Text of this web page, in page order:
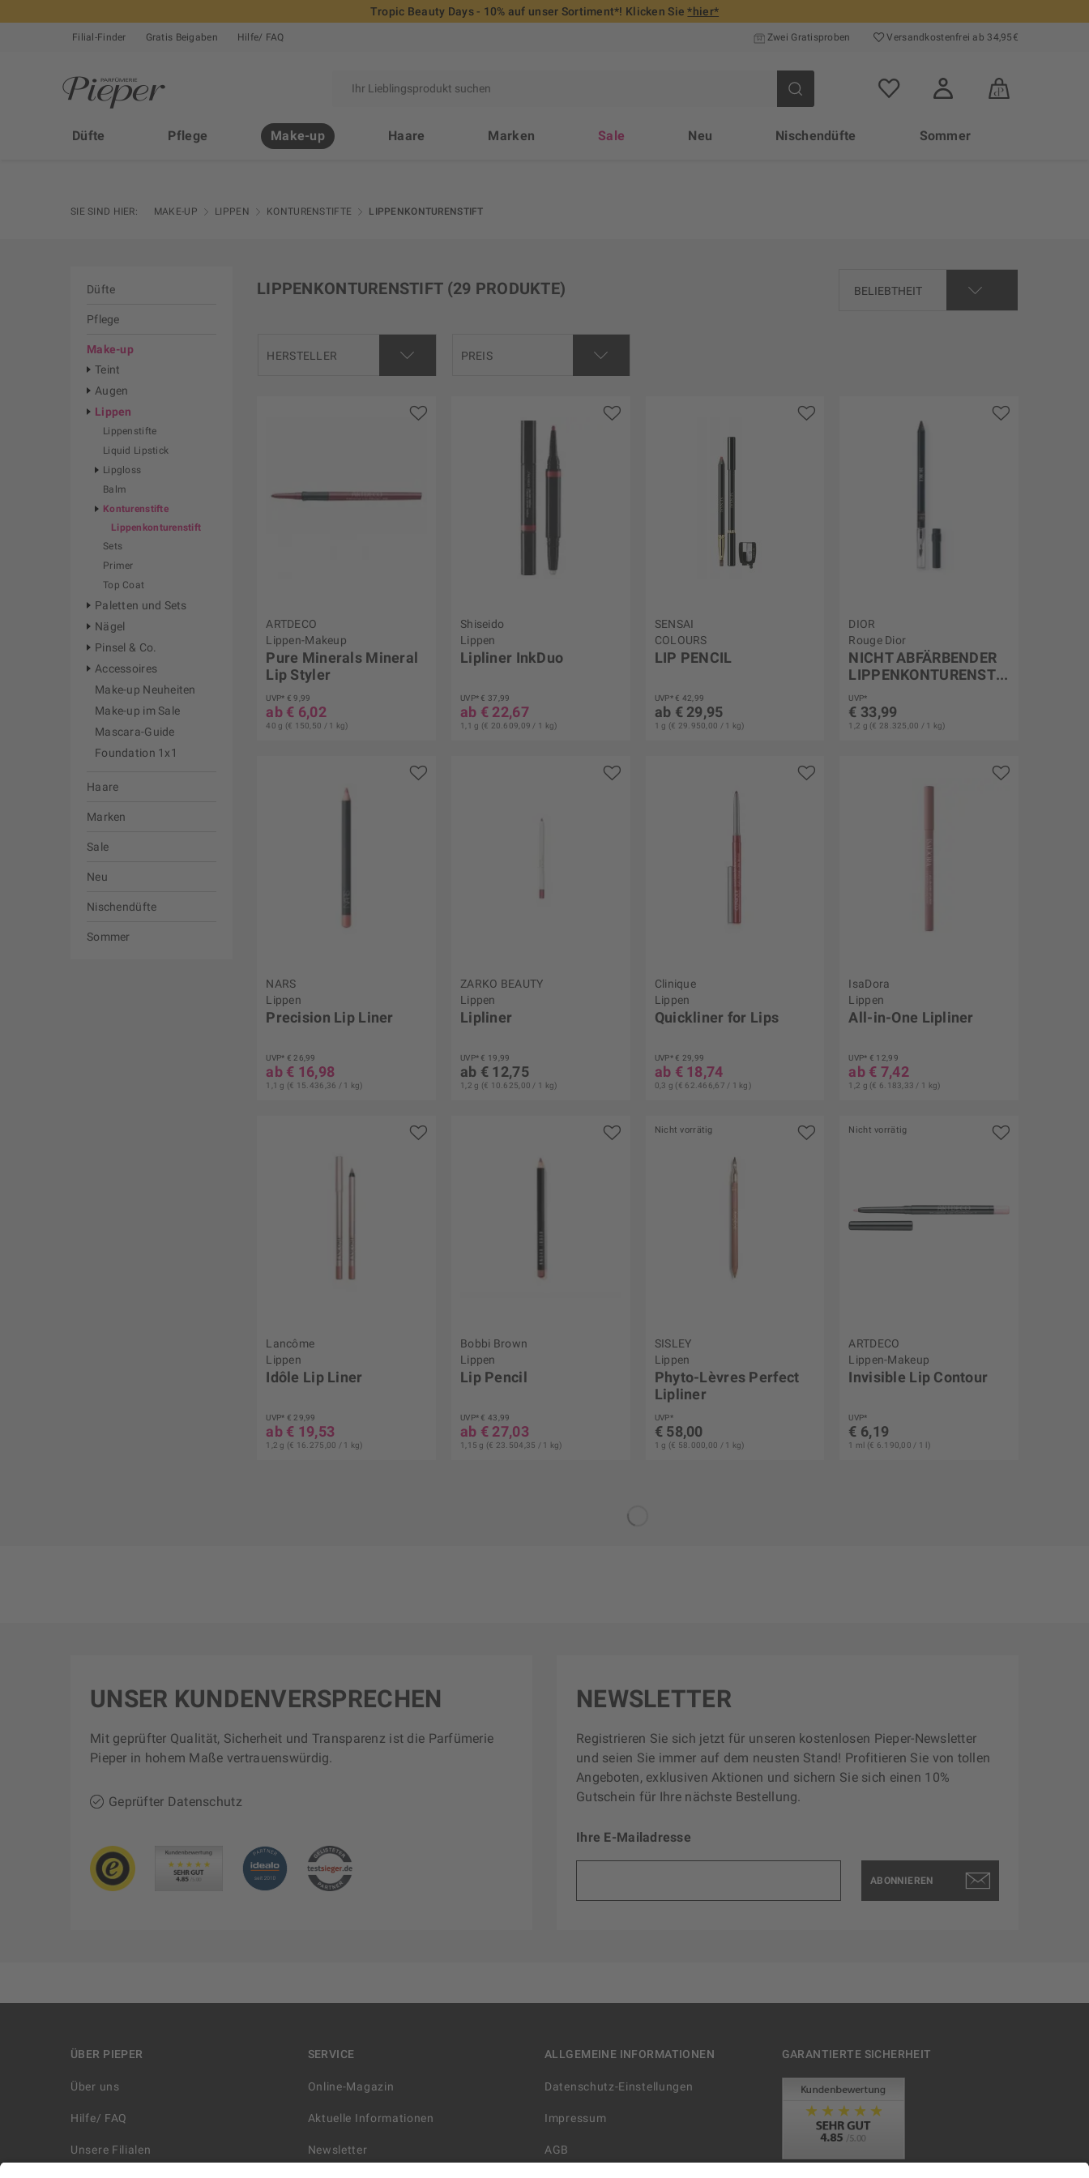
Tropic Beauty Days - 10% auf unser Sortiment*! Klicken Sie*hier*
Filial-Finder Gratis Beigaben Hilfe/ FAQ Zwei Gratisproben Versand­kosten­frei ab 34,95€
Düfte Pflege Make-up Haare Marken Sale Neu Nischendüfte Sommer
SIE SIND HIER: MAKE-UP LIPPEN KONTURENSTIFTE LIPPENKONTURENSTIFT
Düfte
Pflege
Make-up
Teint
Augen
Lippen
Lippenstifte
Liquid Lipstick
Lipgloss
Balm
Konturenstifte
Lippenkonturenstift
Sets
Primer
Top Coat
Paletten und Sets
Nägel
Pinsel & Co.
Accessoires
Make-up Neuheiten
Make-up im Sale
Mascara-Guide
Foundation 1x1
Haare
Marken
Sale
Neu
Nischendüfte
Sommer
LIPPENKONTURENSTIFT(29 PRODUKTE)
HERSTELLER
Dr. Hauschka
NARS
SENSAI
Shiseido
SISLEY
ZARKO BEAUTY
PREIS
ARTDECO
Lippen-Makeup
Pure Minerals Mineral
Lip Styler
UVP* € 9,99
ab € 6,02
40 g (€ 150,50 / 1 kg)
Shiseido
Lippen
Lipliner InkDuo
UVP* € 37,99
ab € 22,67
1,1 g (€ 20.609,09 / 1 kg)
SENSAI
COLOURS
LIP PENCIL
UVP* € 42,99
ab € 29,95
1 g (€ 29.950,00 / 1 kg)
DIOR
Rouge Dior
NICHT ABFÄRBENDER
LIPPENKONTURENSTIFT
–...
UVP*
€ 33,99
1,2 g (€ 28.325,00 / 1 kg)
NARS
Lippen
Precision Lip Liner
UVP* € 26,99
ab € 16,98
1,1 g (€ 15.436,36 / 1 kg)
ZARKO BEAUTY
Lippen
Lipliner
UVP* € 19,99
ab € 12,75
1,2 g (€ 10.625,00 / 1 kg)
Clinique
Lippen
Quickliner for Lips
UVP* € 29,99
ab € 18,74
0,3 g (€ 62.466,67 / 1 kg)
IsaDora
Lippen
All-in-One Lipliner
UVP* € 12,99
ab € 7,42
1,2 g (€ 6.183,33 / 1 kg)
Lancôme
Lippen
Idôle Lip Liner
UVP* € 29,99
ab € 19,53
1,2 g (€ 16.275,00 / 1 kg)
Bobbi Brown
Lippen
Lip Pencil
UVP* € 43,99
ab € 27,03
1,15 g (€ 23.504,35 / 1 kg)
Nicht vorrätig
SISLEY
Lippen
Phyto-Lèvres Perfect
Lipliner
UVP*
€ 58,00
1 g (€ 58.000,00 / 1 kg)
Nicht vorrätig
ARTDECO
Lippen-Makeup
Invisible Lip Contour
UVP*
€ 6,19
1 ml (€ 6.190,00 / 1 l)
NEWSLETTER
Registrieren Sie sich jetzt für unseren kostenlosen Pieper-Newsletter
und seien Sie immer auf dem neusten Stand! Profitieren Sie von tollen
Angeboten, exklusiven Aktionen und sichern Sie sich einen 10%
Gutschein für Ihre nächste Bestellung.
Ihre E-Mailadresse
ABONNIEREN
UNSER KUNDENVERSPRECHEN
Mit geprüfter Qualität, Sicherheit und Transparenz ist die Parfümerie
Pieper in hohem Maße vertrauenswürdig.
Geprüfter Datenschutz
ÜBER PIEPER
Über uns
Hilfe/ FAQ
Unsere Filialen
SERVICE
Online-Magazin
Aktuelle Informationen
Newsletter
ALLGEMEINE INFORMATIONEN
Datenschutz-Einstellungen
Impressum
AGB
GARANTIERTE SICHERHEIT